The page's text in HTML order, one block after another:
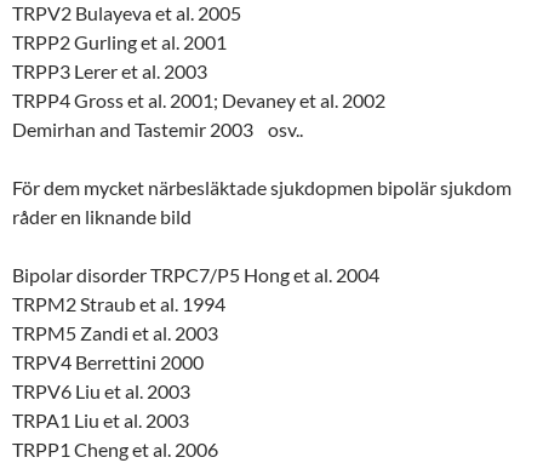
TRPV2 Bulayeva et al. 2005
TRPP2 Gurling et al. 2001
TRPP3 Lerer et al. 2003
TRPP4 Gross et al. 2001; Devaney et al. 2002
Demirhan and Tastemir 2003 osv..
För dem mycket närbesläktade sjukdopmen bipolär sjukdom
råder en liknande bild
Bipolar disorder TRPC7/P5 Hong et al. 2004
TRPM2 Straub et al. 1994
TRPM5 Zandi et al. 2003
TRPV4 Berrettini 2000
TRPV6 Liu et al. 2003
TRPA1 Liu et al. 2003
TRPP1 Cheng et al. 2006